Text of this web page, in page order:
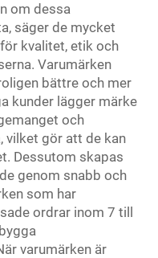
om dessa
säger de mycket
kvalitet, etik och
Varumärken
bättre och mer
kunder lägger märke
och
vilket gör att de kan
Dessutom skapas
genom snabb och
som har
ordrar inom 7 till
varumärken är